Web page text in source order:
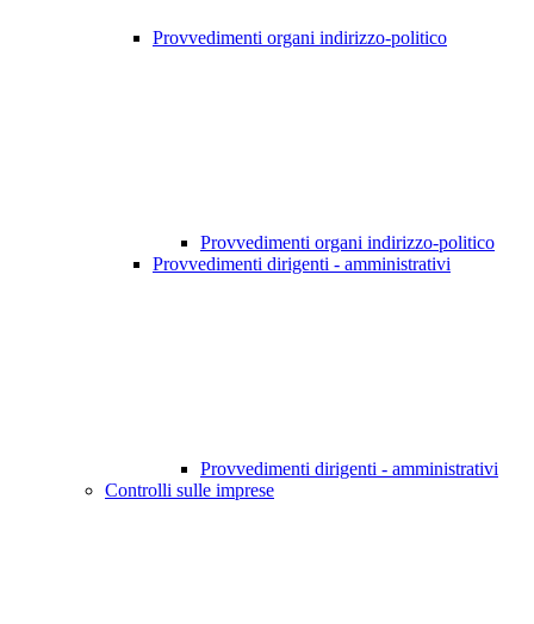
Provvedimenti organi indirizzo-politico
Provvedimenti organi indirizzo-politico
Provvedimenti dirigenti - amministrativi
Provvedimenti dirigenti - amministrativi
Controlli sulle imprese